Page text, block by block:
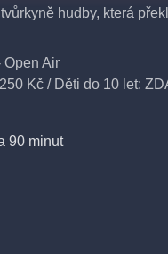
hudby, která
Open Air
Kč / Děti do 10 let:
90 minut